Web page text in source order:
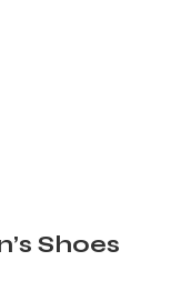
Shoes